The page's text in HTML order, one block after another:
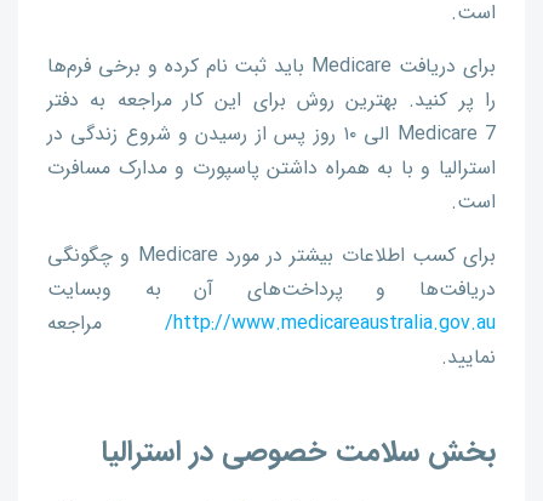
است.
برای دریافت Medicare باید ثبت نام کرده و برخی فرم‌ها
را پر کنید. بهترین روش برای این کار مراجعه به دفتر
Medicare 7 الی ۱۰ روز پس از رسیدن و شروع زندگی در
استرالیا و با به همراه داشتن پاسپورت و مدارک مسافرت
است.
برای کسب اطلاعات بیشتر در مورد Medicare و چگونگی
دریافت‌ها و پرداخت‌های آن به وبسایت
http://www.medicareaustralia.gov.au/
مراجعه
نمایید.
بخش سلامت خصوصی در استرالیا